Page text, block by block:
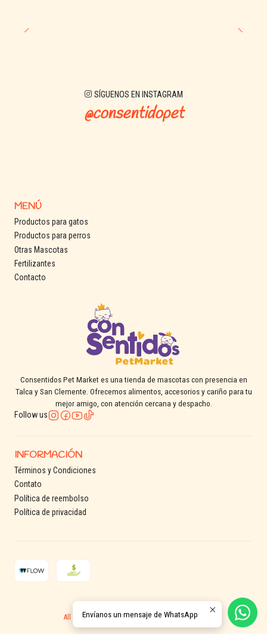
SÍGUENOS EN INSTAGRAM
@consentidopet
MENÚ
Productos para gatos
Productos para perros
Otras Mascotas
Fertilizantes
Contacto
Consentidos Pet Market es una tienda de mascotas con presencia en
Talca y San Clemente. Ofrecemos alimentos, accesorios y cariño para tu
mejor amigo, con atención cercana y despacho.
Follow us
INFORMACIÓN
Términos y Condiciones
Contato
Política de reembolso
Política de privacidad
All Rights Reserved.Powered by Jumpseller
Envíanos un mensaje de WhatsApp